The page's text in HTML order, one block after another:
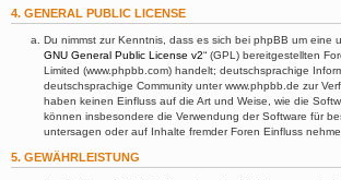
4. GENERAL PUBLIC LICENSE
Du nimmst zur Kenntnis, dass es sich bei phpBB um eine
GNU General Public License v2“ (GPL) bereitgestellten
Limited (www.phpbb.com) handelt; deutschsprachige
deutschsprachige Community unter www.phpbb.de zur
haben keinen Einfluss auf die Art und Weise, wie die
können insbesondere die Verwendung der Software für
untersagen oder auf Inhalte fremder Foren Einfluss
5. GEWÄHRLEISTUNG